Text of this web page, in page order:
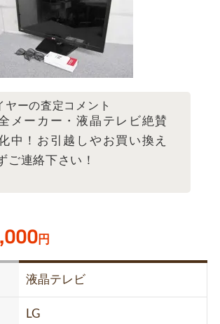
ヤーの査定コメント
メーカー・液晶テレビ絶賛
中！お引越しやお買い換え
ご連絡下さい！
円
液晶テレビ
LG